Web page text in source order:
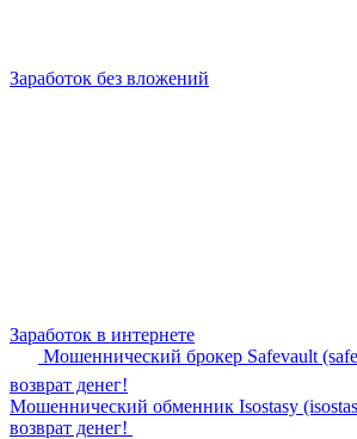
Заработок без вложений
Заработок в интернете
Мошеннический брокер Safevault
возврат денег!
Мошеннический обменник Isostasy
возврат денег!